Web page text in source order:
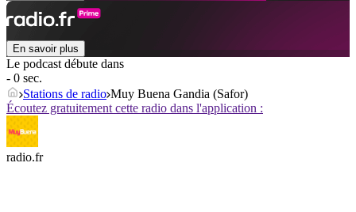
En savoir plus
Le podcast débute dans
- 0 sec.
Stations de radio Muy Buena Gandia (Safor)
Écoutez gratuitement cette radio dans l'application :
radio.fr